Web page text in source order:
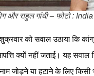
और राहुल गांधी – फोटो :
को सवाल उठाया कि
क्यों नहीं जताई। यह सवाल
जोड़ने या हटाने के लिए किसी